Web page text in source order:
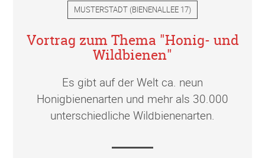
MUSTERSTADT (BIENENALLEE 17)
Vortrag zum Thema "Honig- und
Wildbienen"
Es gibt auf der Welt ca. neun
Honigbienenarten und mehr als 30.000
unterschiedliche Wildbienenarten.